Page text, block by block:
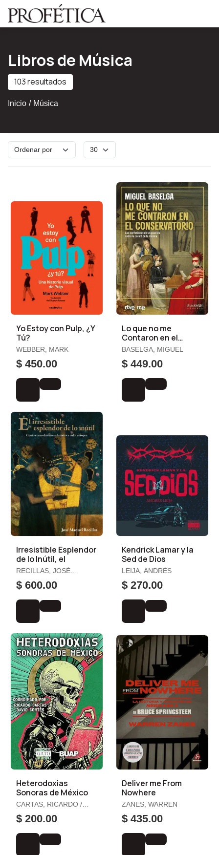
Saltar al contenido principal
Libros de Música
103 resultados
Inicio Música
Yo Estoy con Pulp, ¿Y
Tú?
WEBBER, MARK
$ 450.00
Lo que no me
Contaron en el
Conservatorio
BASELGA, MIGUEL
$ 449.00
Irresistible Esplendor
de lo Inútil, el
RECILLAS, JOSÉ
MANUEL
$ 600.00
Kendrick Lamar y la
Sed de Dios
LEIJA, ANDRÉS
$ 270.00
Heterodoxias
Sonoras de México
CARTAS, RICARDO /
CORTÉS, DAVID
(COORDS.)
$ 200.00
Deliver me From
Nowhere
ZANES, WARREN
$ 435.00